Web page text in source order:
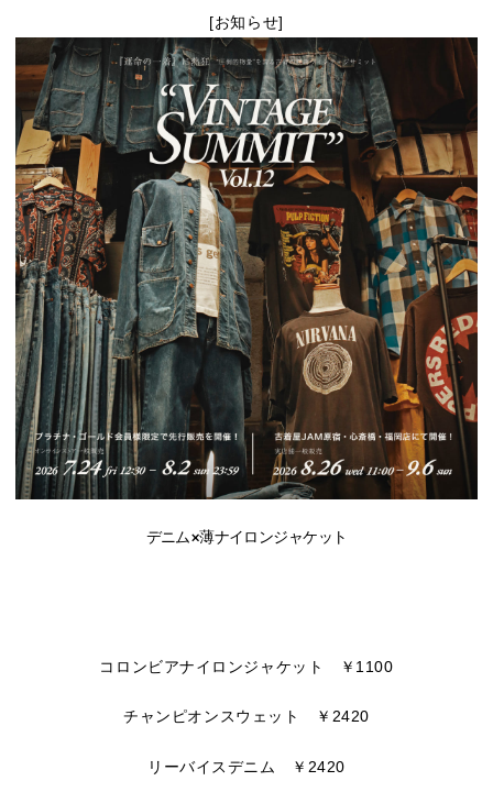
[お知らせ]
デニム×薄ナイロンジャケット
コロンビアナイロンジャケット ￥1100
チャンピオンスウェット ￥2420
リーバイスデニム ￥2420